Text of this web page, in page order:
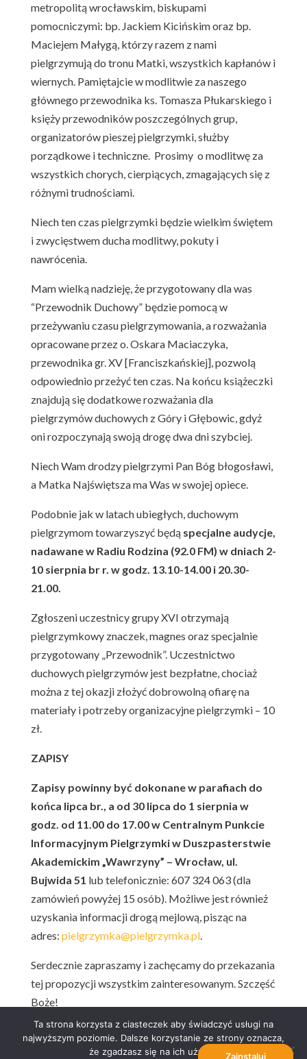
metropolitą wrocławskim, biskupami
pomocniczymi: bp. Jackiem Kicińskim oraz bp.
Maciejem Małygą, którzy razem z nami
pielgrzymują do tronu Matki, wszystkich kapłanów i
wiernych. Pamiętajcie w modlitwie za naszego
głównego przewodnika ks. Tomasza Płukarskiego i
księży przewodników poszczególnych grup,
organizatorów pieszej pielgrzymki, służby
porządkowe i techniczne. Prosimy o modlitwę za
wszystkich chorych, cierpiących, zmagających się z
różnymi trudnościami.
Niech ten czas pielgrzymki będzie wielkim świętem
i zwycięstwem ducha modlitwy, pokuty i
nawrócenia.
Mam wielką nadzieję, że przygotowany dla was
“Przewodnik Duchowy” będzie pomocą w
przeżywaniu czasu pielgrzymowania, a rozważania
opracowane przez o. Oskara Maciaczyka,
przewodnika gr. XV [Franciszkańskiej], pozwolą
odpowiednio przeżyć ten czas. Na końcu książeczki
znajdują się dodatkowe rozważania dla
pielgrzymów duchowych z Góry i Głębowic, gdyż
oni rozpoczynają swoją drogę dwa dni szybciej.
Niech Wam drodzy pielgrzymi Pan Bóg błogosławi,
a Matka Najświętsza ma Was w swojej opiece.
Podobnie jak w latach ubiegłych, duchowym
pielgrzymom towarzyszyć będą specjalne audycje,
nadawane w Radiu Rodzina (92.0 FM) w dniach 2-
10 sierpnia br r. w godz. 13.10-14.00 i 20.30-
21.00.
Zgłoszeni uczestnicy grupy XVI otrzymają
pielgrzymkowy znaczek, magnes oraz specjalnie
przygotowany „Przewodnik”. Uczestnictwo
duchowych pielgrzymów jest bezpłatne, chociaż
można z tej okazji złożyć dobrowolną ofiarę na
materiały i potrzeby organizacyjne pielgrzymki – 10
zł.
ZAPISY
Zapisy powinny być dokonane w parafiach do
końca lipca br., a od 30 lipca do 1 sierpnia w
godz. od 11.00 do 17.00 w Centralnym Punkcie
Informacyjnym Pielgrzymki w Duszpasterstwie
Akademickim „Wawrzyny” – Wrocław, ul.
Bujwida 51 lub telefonicznie: 607 324 063 (dla
zamówień powyżej 15 osób). Możliwe jest również
uzyskania informacji drogą mejlową, pisząc na
adres: pielgrzymka@pielgrzymka.pl.
Serdecznie zapraszamy i zachęcamy do przekazania
tej propozycji wszystkim zainteresowanym. Szczęść
Boże!
Z kapłańskim pozdrowieniem,
ks. Łukasz Romańczuk
Zainstaluj
Ta strona korzysta z ciasteczek aby świadczyć usługi na
najwyższym poziomie. Dalsze korzystanie ze strony oznacza,
że zgadzasz się na ich użycie.